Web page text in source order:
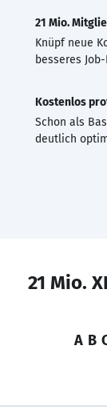
21 Mio.
Knüpf neue
besseres
Kostenlos
Schon als
deutlich
21 Mio.
A B